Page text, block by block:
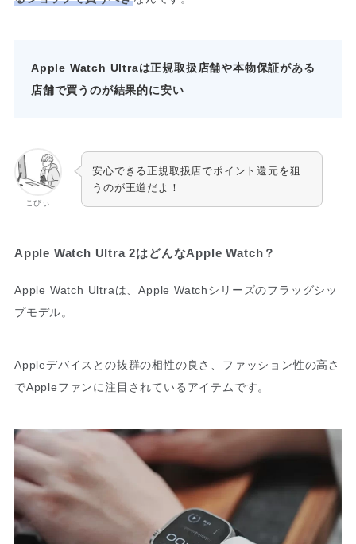
Apple Watch Ultraは正規取扱店舗や本物保証がある
店舗で買うのが結果的に安い
こびぃ
安心できる正規取扱店でポイント還元を狙
うのが王道だよ！
Apple Watch Ultra 2はどんなApple Watch？
Apple Watch Ultraは、Apple Watchシリーズのフラッグシッ
プモデル。
Appleデバイスとの抜群の相性の良さ、ファッション性の高さ
でAppleファンに注目されているアイテムです。